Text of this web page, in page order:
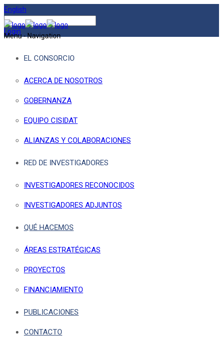
English
Login
Menu -Navigation
EL CONSORCIO
ACERCA DE NOSOTROS
GOBERNANZA
EQUIPO CISIDAT
ALIANZAS Y COLABORACIONES
RED DE INVESTIGADORES
INVESTIGADORES RECONOCIDOS
INVESTIGADORES ADJUNTOS
QUÉ HACEMOS
ÁREAS ESTRATÉGICAS
PROYECTOS
FINANCIAMIENTO
PUBLICACIONES
CONTACTO